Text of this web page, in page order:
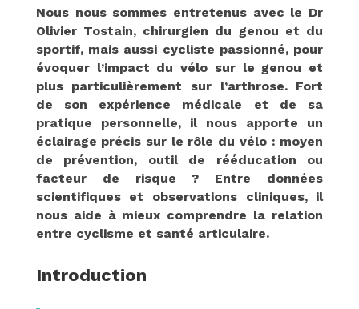
Nous nous sommes entretenus avec le Dr
Olivier Tostain, chirurgien du genou et du
sportif, mais aussi cycliste passionné, pour
évoquer l’impact du vélo sur le genou et
plus particulièrement sur l’arthrose. Fort
de son expérience médicale et de sa
pratique personnelle, il nous apporte un
éclairage précis sur le rôle du vélo : moyen
de prévention, outil de rééducation ou
facteur de risque ? Entre données
scientifiques et observations cliniques, il
nous aide à mieux comprendre la relation
entre cyclisme et santé articulaire.
Introduction